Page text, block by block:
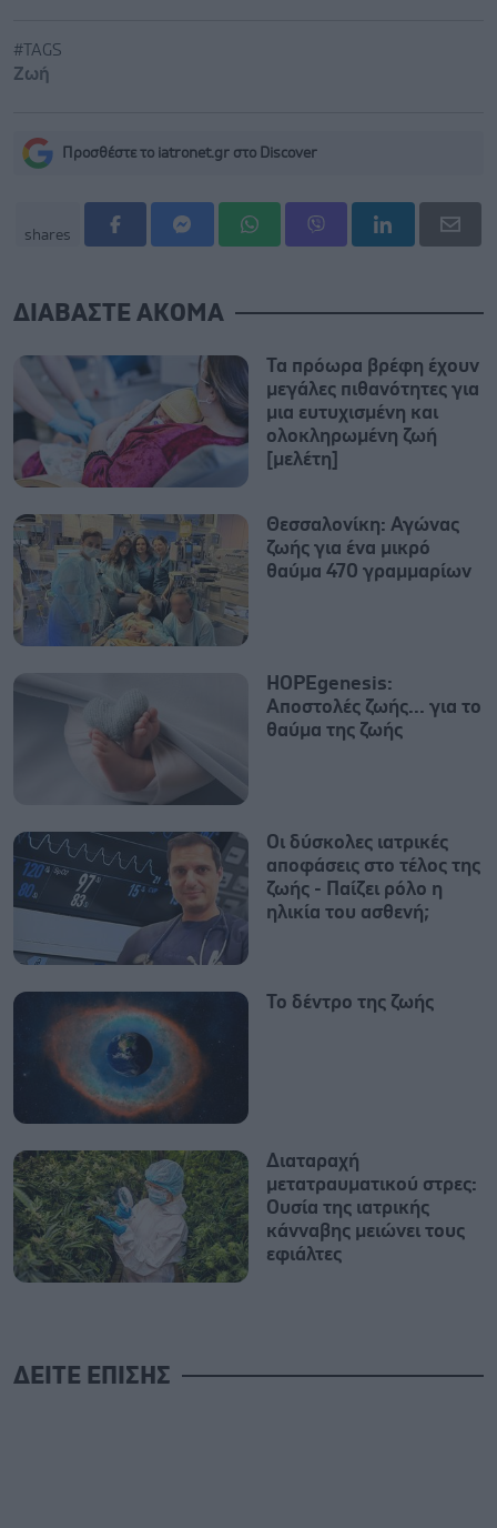
#TAGS
Ζωή
Προσθέστε το iatronet.gr στο Discover
shares
ΔΙΑΒΑΣΤΕ ΑΚΟΜΑ
Τα πρόωρα βρέφη έχουν
μεγάλες πιθανότητες για
μια ευτυχισμένη και
ολοκληρωμένη ζωή
[μελέτη]
Θεσσαλονίκη: Αγώνας
ζωής για ένα μικρό
θαύμα 470 γραμμαρίων
HOPEgenesis:
Αποστολές ζωής... για το
θαύμα της ζωής
Οι δύσκολες ιατρικές
αποφάσεις στο τέλος της
ζωής - Παίζει ρόλο η
ηλικία του ασθενή;
Το δέντρο της ζωής
Διαταραχή
μετατραυματικού στρες:
Ουσία της ιατρικής
κάνναβης μειώνει τους
εφιάλτες
ΔΕΙΤΕ ΕΠΙΣΗΣ